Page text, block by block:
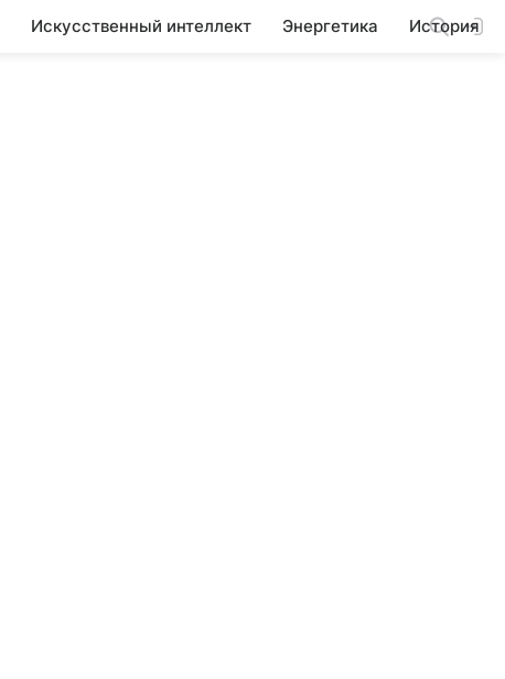
Искусственный интеллект Энергетика История